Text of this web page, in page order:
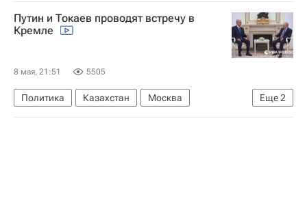
Владимир Путин
Алан Гаглоев
Ракетные войска стратегического назначения
День Победы — 2026
Путин и Токаев проводят встречу в
Кремле
8 мая, 21:51 5505
Еще2
Политика Казахстан
Москва
Касым-Жомарт Токаев
Владимир Путин